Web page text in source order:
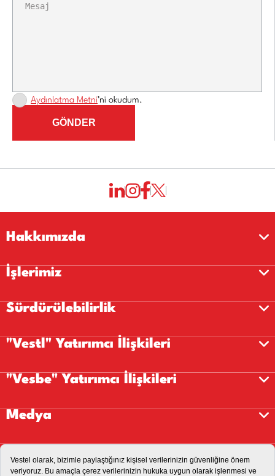
Aydınlatma Metni’ni okudum.
GÖNDER
Hakkımızda
İşlerimiz
Sürdürülebilirlik
"Vestl" Yatırımcı İlişkileri
"Vesbe" Yatırımcı İlişkileri
Medya